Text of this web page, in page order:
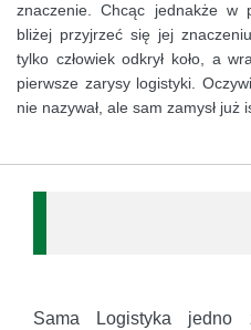
znaczenie. Chcąc jednakże w
bliżej przyjrzeć się jej
tylko człowiek odkrył koło, a
pierwsze zarysy logistyki.
nie nazywał, ale sam zamysł już
Sama Logistyka jedno